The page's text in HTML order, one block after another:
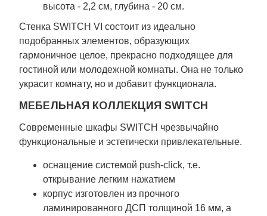
высота - 2,2 см, глубина - 20 см.
Стенка SWITCH VI состоит из идеально
подобранных элементов, образующих
гармоничное целое, прекрасно подходящее для
гостиной или молодежной комнаты. Она не только
украсит комнату, но и добавит функционала.
МЕБЕЛЬНАЯ КОЛЛЕКЦИЯ SWITCH
Современные шкафы SWITCH чрезвычайно
функциональные и эстетически привлекательные.
оснащение системой push-click, т.е.
открывание легким нажатием
корпус изготовлен из прочного
ламинированного ДСП толщиной 16 мм, а